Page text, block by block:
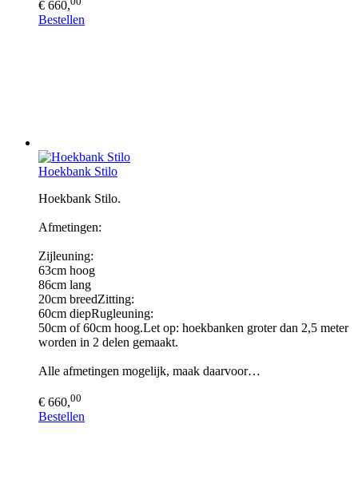
€ 660,
Bestellen
Hoekbank Stilo
Hoekbank Stilo.
Afmetingen:
Zijleuning:
63cm hoog
86cm lang
20cm breedZitting:
60cm diepRugleuning:
50cm of 60cm hoog.Let op: hoekbanken groter dan 2,5 meter
worden in 2 delen gemaakt.
Alle afmetingen mogelijk, maak daarvoor…
€ 660,00
Bestellen